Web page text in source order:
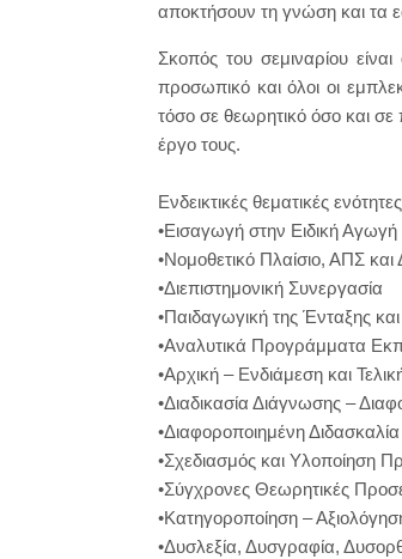
αποκτήσουν τη γνώση και τα
Σκοπός του σεμιναρίου είναι
προσωπικό και όλοι οι
τόσο σε θεωρητικό όσο και
έργο τους.
Ενδεικτικές θεματικές
•Εισαγωγή στην Ειδική
•Νομοθετικό Πλαίσιο, ΑΠΣ
•Διεπιστημονική Συνεργασία
•Παιδαγωγική της Ένταξης
•Αναλυτικά Προγράμματα
•Αρχική – Ενδιάμεση και
•Διαδικασία Διάγνωσης –
•Διαφοροποιημένη Διδασκαλία
•Σχεδιασμός και Υλοποίηση
•Σύγχρονες Θεωρητικές
•Κατηγοροποίηση –
•Δυσλεξία, Δυσγραφία,